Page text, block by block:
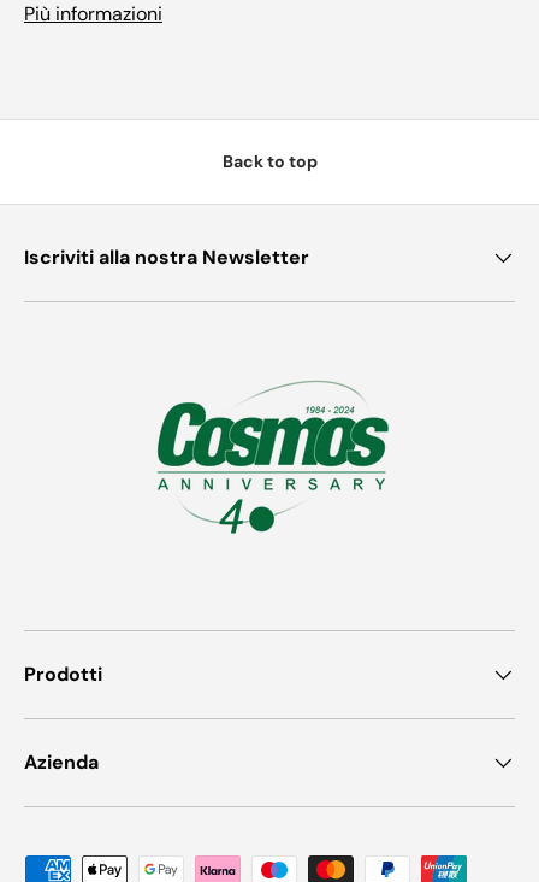
Più informazioni
Back to top
Iscriviti alla nostra Newsletter
Prodotti
Azienda
Payment methods accepted